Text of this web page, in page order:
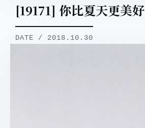
[19171] 你比夏天更美好
DATE / 2018.10.30